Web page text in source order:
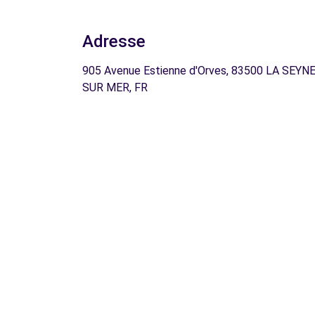
Adresse
905 Avenue Estienne d'Orves, 83500 LA SEYNE
SUR MER, FR